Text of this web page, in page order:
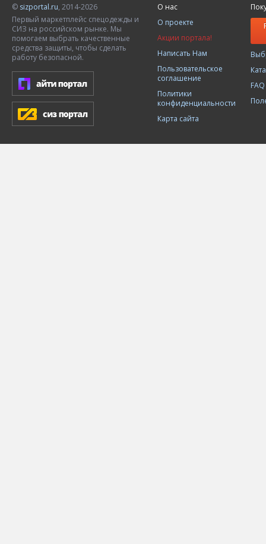
© sizportal.ru, 2014-2026
Первый маркетплейс спецодежды и
СИЗ на российском рынке. Мы
помогаем выбрать качественные
средства защиты, чтобы сделать
работу безопасной.
О нас
О проекте
Акции портала!
Написать Нам
Пользовательское
соглашение
Политики
конфиденциальности
Карта сайта
FAQ